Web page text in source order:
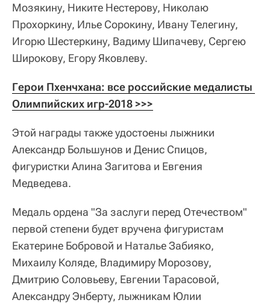
Мозякину, Никите Нестерову, Николаю
Прохоркину, Илье Сорокину, Ивану Телегину,
Игорю Шестеркину, Вадиму Шипачеву, Сергею
Широкову, Егору Яковлеву.
Герои Пхенчхана: все российские медалисты
Олимпийских игр-2018 >>>
Этой награды также удостоены лыжники
Александр Большунов и Денис Спицов,
фигуристки Алина Загитова и Евгения
Медведева.
Медаль ордена "За заслуги перед Отечеством"
первой степени будет вручена фигуристам
Екатерине Бобровой и Наталье Забияко,
Михаилу Коляде, Владимиру Морозову,
Дмитрию Соловьеву, Евгении Тарасовой,
Александру Энберту, лыжникам Юлии